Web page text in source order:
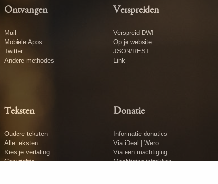
Ontvangen
Mail
Mobiele Apps
Twitter
Andere methodes
Verspreiden
Verspreid DW!
Op je website
JSON/REST
Link
Teksten
Oudere teksten
Alle teksten
Kies je vertaling
Copyrights
Donatie
Informatie donaties
Via iDeal | Wero
Via een machtiging
Machtiging intrekken